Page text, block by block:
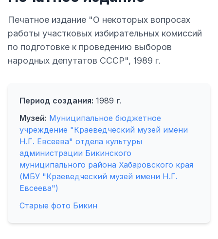
Печатное издание "О некоторых вопросах
работы участковых избирательных комиссий
по подготовке к проведению выборов
народных депутатов СССР", 1989 г.
Период создания: 1989 г.
Музей: Муниципальное бюджетное
учреждение "Краеведческий музей имени
Н.Г. Евсеева" отдела культуры
администрации Бикинского
муниципального района Хабаровского края
(МБУ "Краеведческий музей имени Н.Г.
Евсеева")
Старые фото Бикин